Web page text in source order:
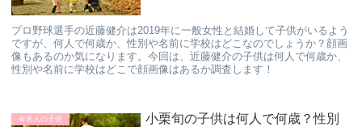
プロ野球選手の近藤健介は2019年に一般女性と結婚して子供がいるよう
ですが、何人で何歳か、性別や名前に学校はどこなのでしょうか？顔画
像もあるのか気になります。今回は、近藤健介の子供は何人で何歳か、
性別や名前に学校はどこで顔画像はあるか調査します！
有名人の子供
小栗旬の子供は何人で何歳？性別